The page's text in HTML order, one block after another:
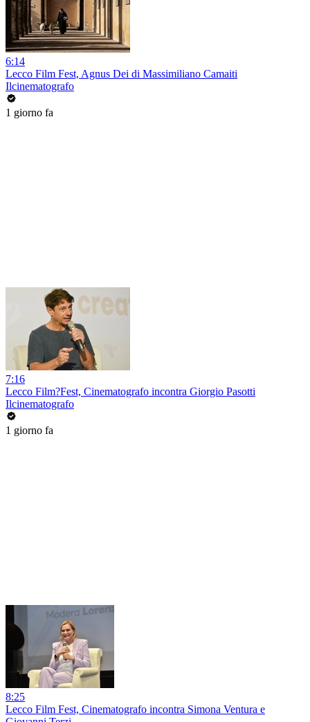
6:14
Lecco Film Fest, Agnus Dei di Massimiliano Camaiti
Ilcinematografo
1 giorno fa
7:16
Lecco Film?Fest, Cinematografo incontra Giorgio Pasotti
Ilcinematografo
1 giorno fa
8:25
Lecco Film Fest, Cinematografo incontra Simona Ventura e